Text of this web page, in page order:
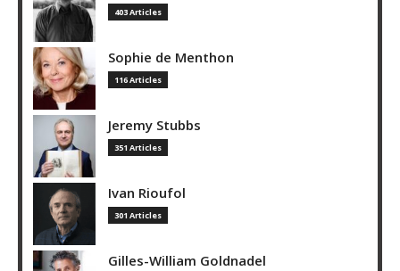
403 Articles
Sophie de Menthon
116 Articles
Jeremy Stubbs
351 Articles
Ivan Rioufol
301 Articles
Gilles-William Goldnadel